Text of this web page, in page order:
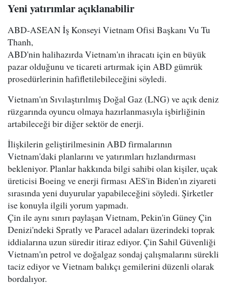
Yeni yatırımlar açıklanabilir
ABD-ASEAN İş Konseyi Vietnam Ofisi Başkanı Vu Tu
Thanh,
ABD'nin halihazırda Vietnam'ın ihracatı için en büyük
pazar olduğunu ve ticareti artırmak için ABD gümrük
prosedürlerinin hafifletilebileceğini söyledi.
Vietnam'ın Sıvılaştırılmış Doğal Gaz (LNG) ve açık deniz
rüzgarında oyuncu olmaya hazırlanmasıyla işbirliğinin
artabileceği bir diğer sektör de enerji.
İlişkilerin geliştirilmesinin ABD firmalarının
Vietnam'daki planlarını ve yatırımları hızlandırması
bekleniyor. Planlar hakkında bilgi sahibi olan kişiler, uçak
üreticisi Boeing ve enerji firması AES'in Biden'ın ziyareti
sırasında yeni duyurular yapabileceğini söyledi. Şirketler
ise konuyla ilgili yorum yapmadı.
Çin ile aynı sınırı paylaşan Vietnam, Pekin'in Güney Çin
Denizi'ndeki Spratly ve Paracel adaları üzerindeki toprak
iddialarına uzun süredir itiraz ediyor. Çin Sahil Güvenliği
Vietnam'ın petrol ve doğalgaz sondaj çalışmalarını sürekli
taciz ediyor ve Vietnam balıkçı gemilerini düzenli olarak
bordalıyor.